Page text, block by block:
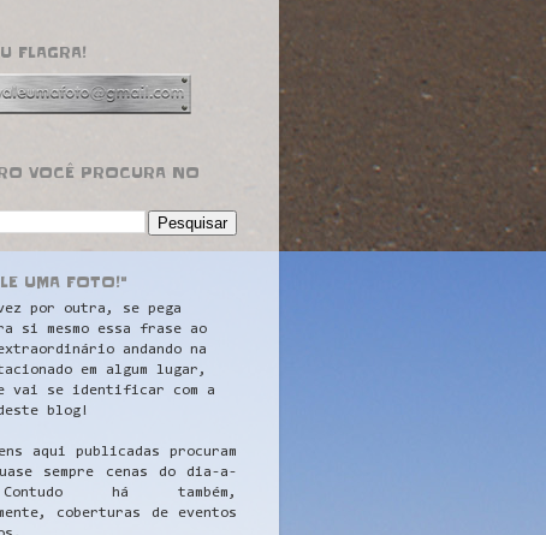
FLAGRA!
VOCÊ PROCURA NO
UMA FOTO!"
por outra, se pega
si mesmo essa frase ao
andando na
em algum lugar,
vai se identificar com a
blog!
aqui publicadas procuram
sempre cenas do dia-a-
há também,
coberturas de eventos